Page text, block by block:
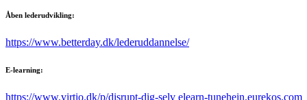
Åben lederudvikling:
https://www.betterday.dk/lederuddannelse/
E-learning:
https://www.virtio.dk/p/disrupt-dig-selv elearn-tunehein.eurekos.com